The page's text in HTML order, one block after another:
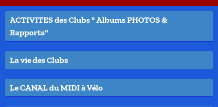
ACTIVITES des Clubs " Albums PHOTOS &
Rapports"
La vie des Clubs
Le CANAL du MIDI à Vélo